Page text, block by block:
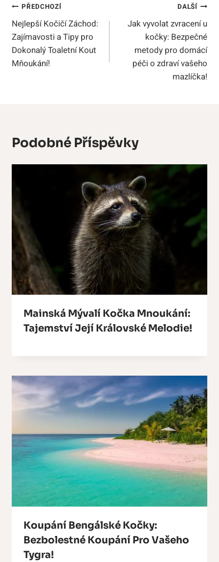
Navigace
Pro
Příspěvek
PŘEDCHOZÍ
Nejlepší Kočičí Záchod:
Zajímavosti a Tipy pro
Dokonalý Toaletní Kout
Mňoukání!
DALŠÍ
Jak vyvolat zvracení u
kočky: Bezpečné
metody pro domácí
péči o zdraví vašeho
mazlíčka!
Podobné Příspěvky
Mainská Mývalí Kočka Mnoukání:
Tajemství Její Královské Melodie!
Koupání Bengálské Kočky:
Bezbolestné Koupání Pro Vašeho
Tygra!